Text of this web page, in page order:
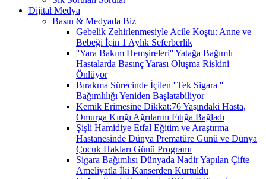
Dijital Medya
Basın & Medyada Biz
Gebelik Zehirlenmesiyle Acile Koştu: Anne ve
Bebeği İçin 1 Aylık Seferberlik
''Yara Bakım Hemşireleri'' Yatağa Bağımlı
Hastalarda Basınç Yarası Oluşma Riskini
Önlüyor
Bırakma Sürecinde İçilen ''Tek Sigara ''
Bağımlılığı Yeniden Başlatabiliyor
Kemik Erimesine Dikkat:76 Yaşındaki Hasta,
Omurga Kırığı Ağrılarını Fıtığa Bağladı
Şişli Hamidiye Etfal Eğitim ve Araştırma
Hastanesinde Dünya Prematüre Günü ve Dünya
Çocuk Hakları Günü Programı
Sigara Bağımlısı Dünyada Nadir Yapılan Çifte
Ameliyatla İki Kanserden Kurtuldu